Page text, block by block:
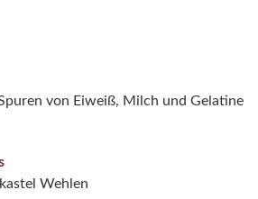
von Eiweiß, Milch und Gelatine
Wehlen